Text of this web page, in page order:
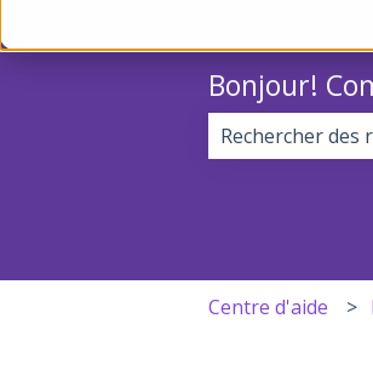
Bonjour!
Centre d'aide